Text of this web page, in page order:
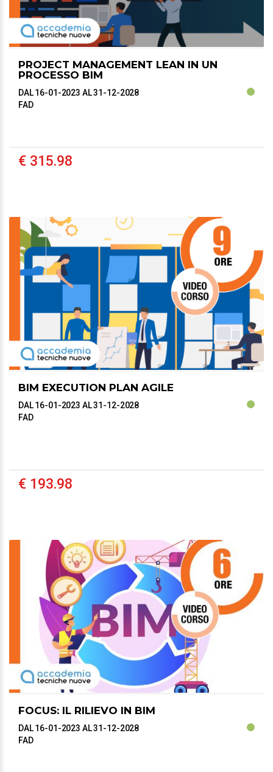
PROJECT MANAGEMENT LEAN IN UN
PROCESSO BIM
DAL 16-01-2023 AL 31-12-2028
FAD
€ 315.98
BIM EXECUTION PLAN AGILE
DAL 16-01-2023 AL 31-12-2028
FAD
€ 193.98
FOCUS: IL RILIEVO IN BIM
DAL 16-01-2023 AL 31-12-2028
FAD